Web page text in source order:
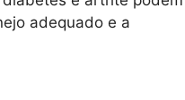
adequado e a